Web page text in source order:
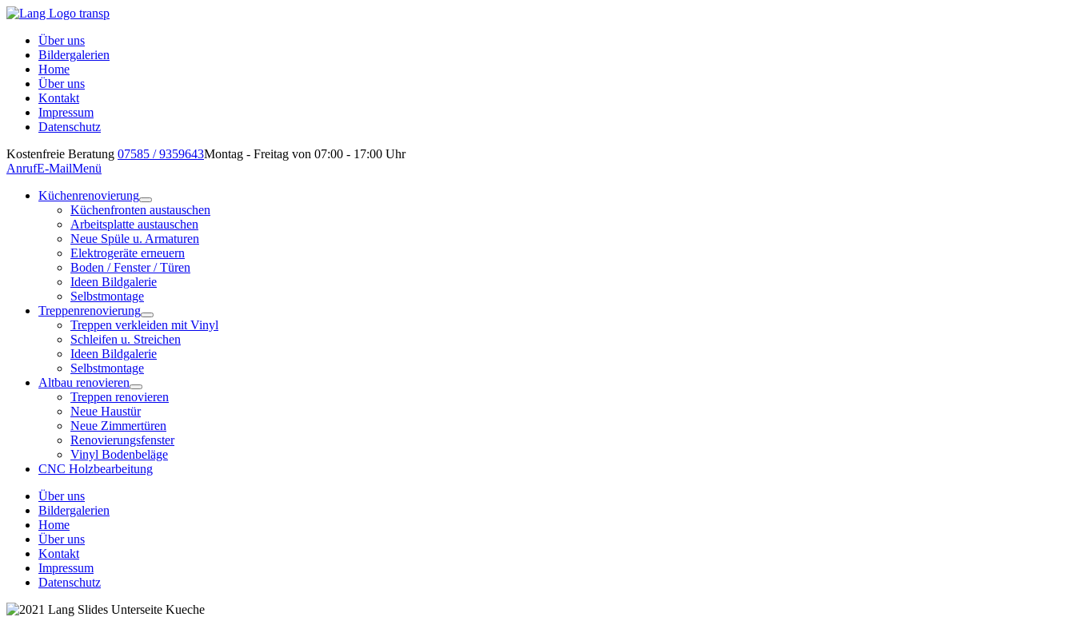
Über uns
Bildergalerien
Home
Über uns
Kontakt
Impressum
Datenschutz
Kostenfreie Beratung 07585 / 9359643Montag - Freitag von 07:00 - 17:00 Uhr
AnrufE-MailMenü
Küchenrenovierung
Küchenfronten austauschen
Arbeitsplatte austauschen
Neue Spüle u. Armaturen
Elektrogeräte erneuern
Boden / Fenster / Türen
Ideen Bildgalerie
Selbstmontage
Treppenrenovierung
Treppen verkleiden mit Vinyl
Schleifen u. Streichen
Ideen Bildgalerie
Selbstmontage
Altbau renovieren
Treppen renovieren
Neue Haustür
Neue Zimmertüren
Renovierungsfenster
Vinyl Bodenbeläge
CNC Holzbearbeitung
Über uns
Bildergalerien
Home
Über uns
Kontakt
Impressum
Datenschutz